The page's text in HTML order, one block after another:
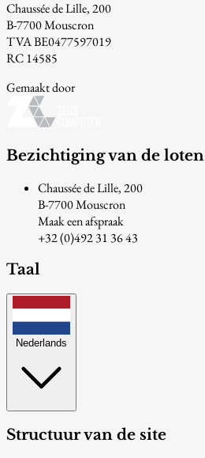
Chaussée de Lille, 200
B-7700 Mouscron
TVA BE0477597019
RC 14585
Gemaakt door
Bezichtiging van de loten
Chaussée de Lille, 200
B-7700 Mouscron
Maak een afspraak
+32 (0)492 31 36 43
Taal
Nederlands
Structuur van de site